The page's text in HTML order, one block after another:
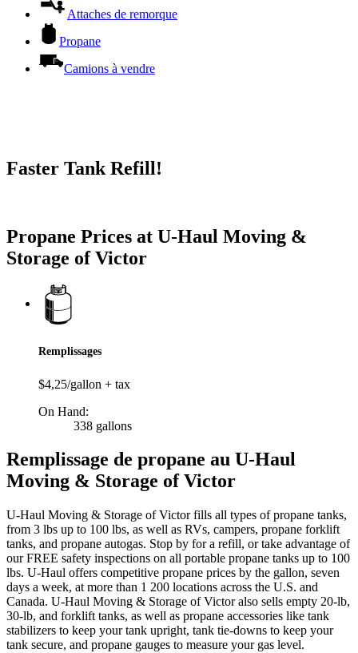
Attaches de remorque
Propane
Camions à vendre
Faster Tank Refill!
Propane Prices at U-Haul Moving &
Storage of Victor
Remplissages
$4,25/gallon + tax
On Hand:
338 gallons
Remplissage de propane au U-Haul
Moving & Storage of Victor
U-Haul Moving & Storage of Victor fills all types of propane tanks,
from 3 lbs up to 100 lbs, as well as RVs, campers, propane forklift
tanks, and propane autogas. Stop by for a refill, or take advantage of
our FREE safety inspections on all portable propane tanks up to 100
lbs. U-Haul offers competitive propane prices by the gallon, seven
days a week, at more than 1 200 locations across the U.S. and
Canada. U-Haul Moving & Storage of Victor also sells empty 20-lb,
30-lb, and forklift tanks, as well as propane accessories like tank
stabilizers to keep your tank upright, tank tie-downs to keep your
tank secure, and propane gauges to measure your gas level.